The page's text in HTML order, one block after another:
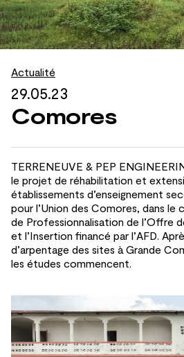
EN
Actualité
29.05.23
Comores
TERRENEUVE & PEP
le projet de réhabilitation et
établissements d’enseignement
pour l’Union des Comores, dans le
de Professionnalisation de l’Offre
et l’Insertion financé par l’AFD.
d’arpentage des sites à Grande
les études commencent.